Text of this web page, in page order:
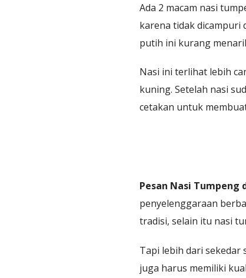
Ada 2 macam nasi
karena tidak dicampuri
putih ini kurang
Nasi ini terlihat lebih
kuning. Setelah nasi
cetakan untuk
Pesan Nasi Tumpeng
penyelenggaraan
tradisi, selain itu nasi
Tapi lebih dari
juga harus memiliki